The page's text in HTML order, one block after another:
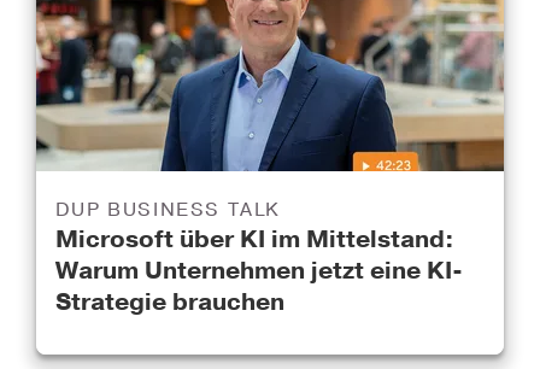
Microsoft über KI im Mittelstand:
Warum Unternehmen jetzt eine KI-
Strategie brauchen
DUP BUSINESS TALK